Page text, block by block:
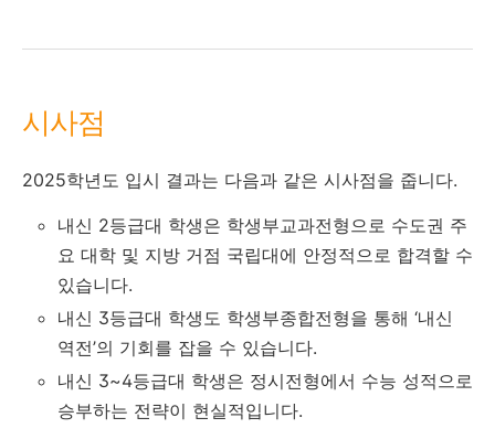
시사점
2025학년도 입시 결과는 다음과 같은 시사점을 줍니다.
내신 2등급대 학생은 학생부교과전형으로 수도권 주
요 대학 및 지방 거점 국립대에 안정적으로 합격할 수
있습니다.
내신 3등급대 학생도 학생부종합전형을 통해 ‘내신
역전’의 기회를 잡을 수 있습니다.
내신 3~4등급대 학생은 정시전형에서 수능 성적으로
승부하는 전략이 현실적입니다.